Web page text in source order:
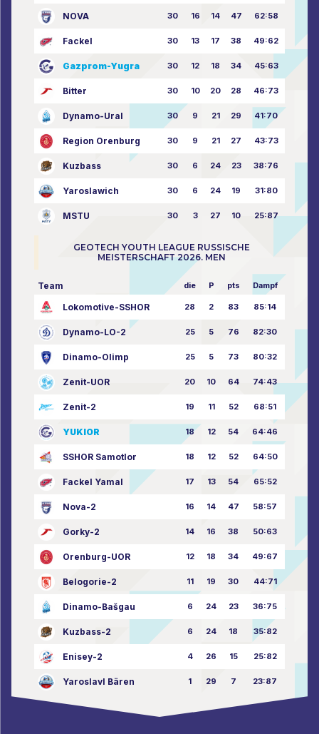
NOVA 30 16 14 47 62:58
Fackel 30 13 17 38 49:62
Gazprom-Yugra 30 12 18 34 45:63
Bitter 30 10 20 28 46:73
Dynamo-Ural 30 9 21 29 41:70
Region Orenburg 30 9 21 27 43:73
Kuzbass 30 6 24 23 38:76
Yaroslawich 30 6 24 19 31:80
MSTU 30 3 27 10 25:87
GEOTECH YOUTH LEAGUE RUSSISCHE
MEISTERSCHAFT 2026. MEN
Team die P pts Dampf
Lokomotive-SSHOR 28 2 83 85:14
Dynamo-LO-2 25 5 76 82:30
Dinamo-Olimp 25 5 73 80:32
Zenit-UOR 20 10 64 74:43
Zenit-2 19 11 52 68:51
YUKIOR 18 12 54 64:46
SSHOR Samotlor 18 12 52 64:50
Fackel Yamal 17 13 54 65:52
Nova-2 16 14 47 58:57
Gorky-2 14 16 38 50:63
Orenburg-UOR 12 18 34 49:67
Belogorie-2 11 19 30 44:71
Dinamo-Bašgau 6 24 23 36:75
Kuzbass-2 6 24 18 35:82
Enisey-2 4 26 15 25:82
Yaroslavl Bären 1 29 7 23:87